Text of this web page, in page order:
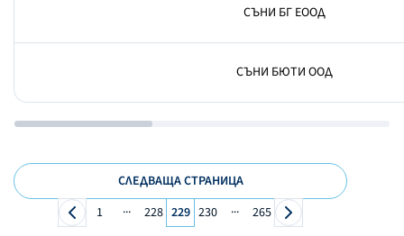
СЪНИ БГ ЕООД
СЪНИ БЮТИ ООД
СЛЕДВАЩА СТРАНИЦА
1
... 228 229 230 ... 265